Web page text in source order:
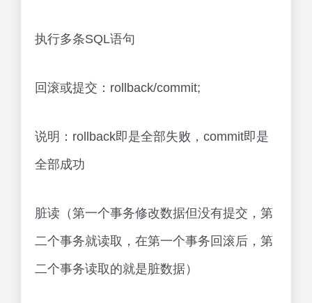
执行多条SQL语句
回滚或提交：rollback/commit;
说明：rollback即是全部失败，commit即是
全部成功
脏读（第一个事务修改数据但没有提交，第
二个事务就读取，在第一个事务回滚后，第
二个事务读取的就是脏数据）